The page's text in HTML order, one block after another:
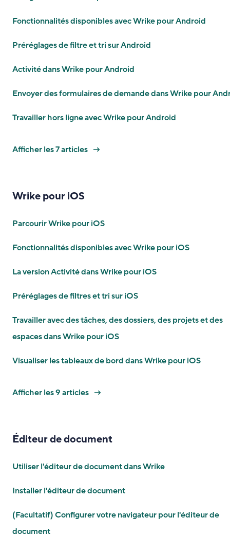
Fonctionnalités disponibles avec Wrike pour Android
Préréglages de filtre et tri sur Android
Activité dans Wrike pour Android
Envoyer des formulaires de demande dans Wrike pour
Travailler hors ligne avec Wrike pour Android
Afficher les 7 articles
Wrike pour iOS
Parcourir Wrike pour iOS
Fonctionnalités disponibles avec Wrike pour iOS
La version Activité dans Wrike pour iOS
Préréglages de filtres et tri sur iOS
Travailler avec des tâches, des dossiers, des projets et des
espaces dans Wrike pour iOS
Visualiser les tableaux de bord dans Wrike pour iOS
Afficher les 9 articles
Éditeur de document
Utiliser l'éditeur de document dans Wrike
Installer l'éditeur de document
(Facultatif) Configurer votre navigateur pour l'éditeur de
document